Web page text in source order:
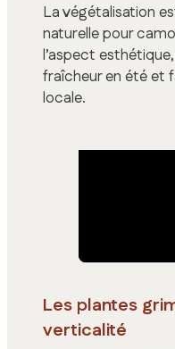
La végétalisation
naturelle pour
l’aspect
fraîcheur en été et
locale.
Les plantes
verticalité